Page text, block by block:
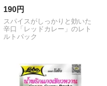
190円
スパイスがしっかりと効いた
辛口「レッドカレー」のレト
ルトパック